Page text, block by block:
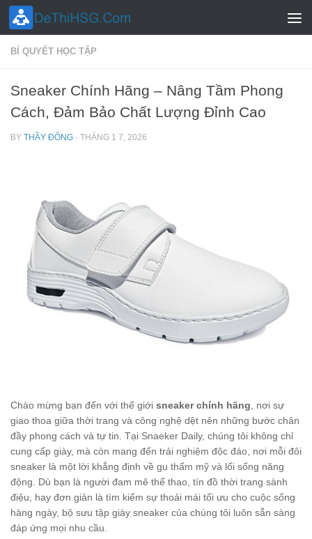
Skip to content
BÍ QUYẾT HỌC TẬP
Sneaker Chính Hãng – Nâng Tầm Phong
Cách, Đảm Bảo Chất Lượng Đỉnh Cao
BY THẦY ĐÔNG · THÁNG 1 7, 2026
Chào mừng bạn đến với thế giới sneaker chính hãng , nơi sự
giao thoa giữa thời trang và công nghệ dệt nên những bước chân
đầy phong cách và tự tin. Tại Snaeker Daily, chúng tôi không chỉ
cung cấp giày, mà còn mang đến trải nghiệm độc đáo, nơi mỗi đôi
sneaker là một lời khẳng định về gu thẩm mỹ và lối sống năng
động. Dù bạn là người đam mê thể thao, tín đồ thời trang sành
điệu, hay đơn giản là tìm kiếm sự thoải mái tối ưu cho cuộc sống
hàng ngày, bộ sưu tập giày sneaker của chúng tôi luôn sẵn sàng
đáp ứng mọi nhu cầu.